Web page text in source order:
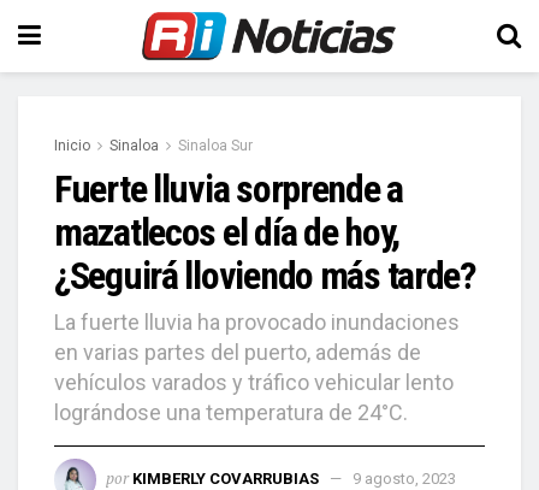
Inicio Sinaloa Sinaloa Sur
Fuerte lluvia sorprende a
mazatlecos el día de hoy,
¿Seguirá lloviendo más tarde?
La fuerte lluvia ha provocado inundaciones
en varias partes del puerto, además de
vehículos varados y tráfico vehicular lento
lográndose una temperatura de 24°C.
por KIMBERLY COVARRUBIAS 9 agosto, 2023